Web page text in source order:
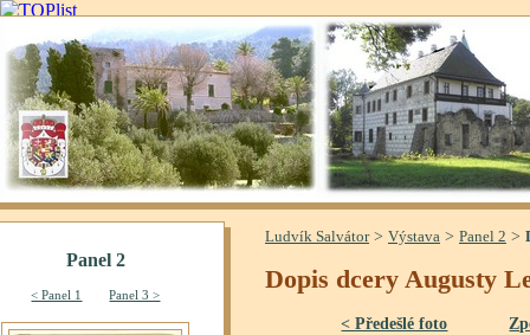
Ludvík Salvátor> Výstava > Panel 2 >
Dopis dcery Augusty
< Předešlé foto